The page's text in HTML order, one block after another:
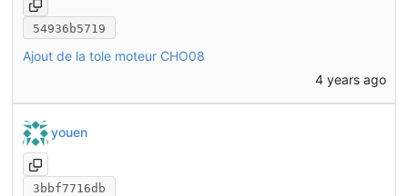
54936b5719
Ajout de la tole moteur CHO08
4 years ago
youen
3bbf7716db